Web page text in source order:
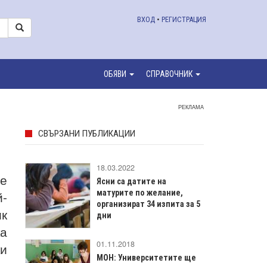
ВХОД • РЕГИСТРАЦИЯ
ОБЯВИ СПРАВОЧНИК
РЕКЛАМА
СВЪРЗАНИ ПУБЛИКАЦИИ
18.03.2022
Ясни са датите на
матурите по желание,
организират 34 изпита за 5
дни
01.11.2018
МОН: Университетите ще